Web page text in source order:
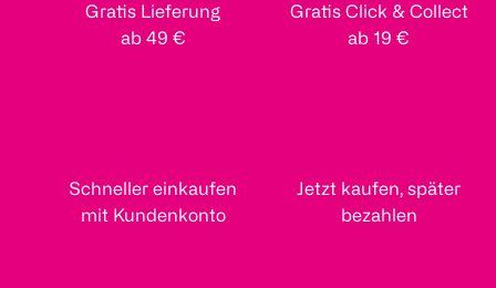
Gratis Lieferung
ab 49 €
Gratis Click & Collect
ab 19 €
Schneller einkaufen
mit Kundenkonto
Jetzt kaufen, später
bezahlen